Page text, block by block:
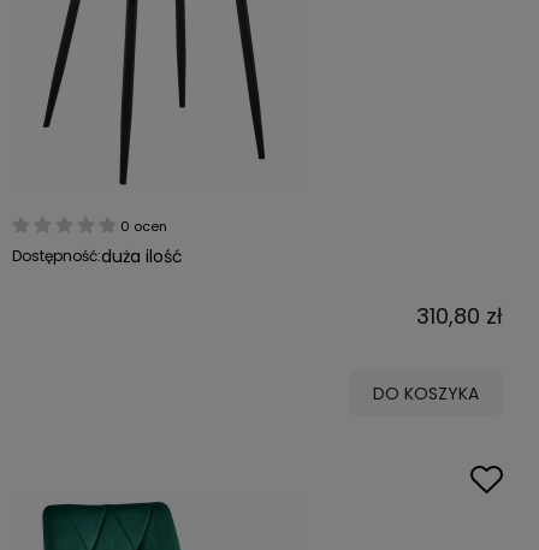
0 ocen
Dostępność:duża ilość
310,80 zł
DO KOSZYKA